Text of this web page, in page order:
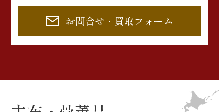
お問合せ・買取フォーム